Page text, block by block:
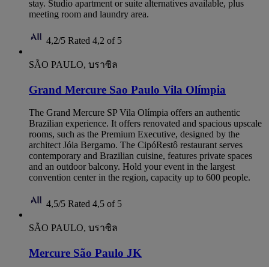
stay. Studio apartment or suite alternatives available, plus
meeting room and laundry area.
4,2/5 Rated 4,2 of 5
SÃO PAULO, บราซิล
Grand Mercure Sao Paulo Vila Olímpia
The Grand Mercure SP Vila Olímpia offers an authentic
Brazilian experience. It offers renovated and spacious upscale
rooms, such as the Premium Executive, designed by the
architect Jóia Bergamo. The CipóRestô restaurant serves
contemporary and Brazilian cuisine, features private spaces
and an outdoor balcony. Hold your event in the largest
convention center in the region, capacity up to 600 people.
4,5/5 Rated 4,5 of 5
SÃO PAULO, บราซิล
Mercure São Paulo JK